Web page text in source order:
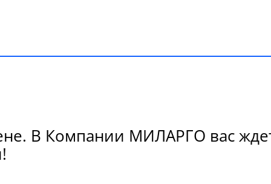
В Компании МИЛАРГО вас